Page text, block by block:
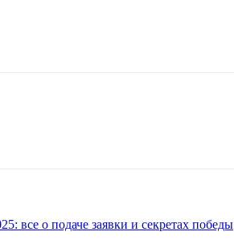
все о подаче заявки и секретах победы